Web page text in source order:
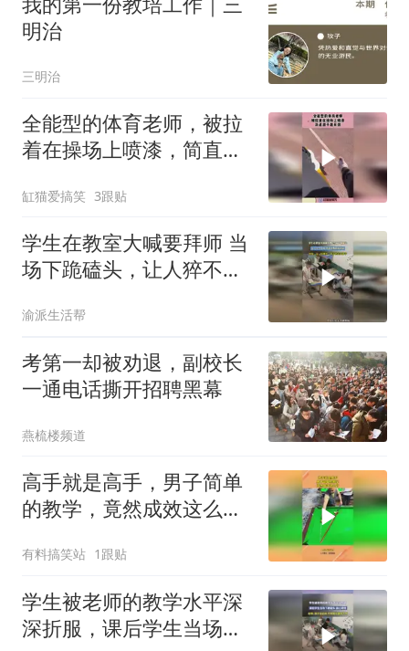
明治
三明治
全能型的体育老师，被拉
着在操场上喷漆，简直越
缸猫爱搞笑 3跟贴
学生在教室大喊要拜师 当
场下跪磕头，让人猝不及
渝派生活帮
考第一却被劝退，副校长
一通电话撕开招聘黑幕
燕梳楼频道
高手就是高手，男子简单
的教学，竟然成效这么
有料搞笑站 1跟贴
学生被老师的教学水平深
深折服，课后学生当场下